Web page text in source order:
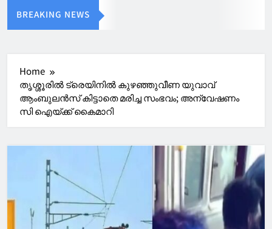
BREAKING NEWS
Home
തൃശ്ശൂരിൽ ട്രെയിനിൽ കുഴഞ്ഞുവീണ യുവാവ്
ആംബുലൻസ് കിട്ടാതെ മരിച്ച സംഭവം; അന്വേഷണം
സി ഐയ്ക്ക് കൈമാറി